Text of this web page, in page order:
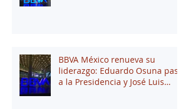
BBVA México renueva su
liderazgo: Eduardo Osuna pasa
a la Presidencia y José Luis